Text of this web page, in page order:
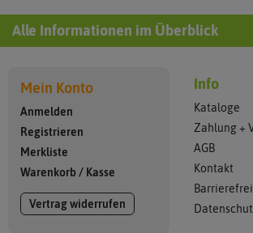
Alle Informationen im Überblick
Mein Konto
Anmelden
Registrieren
Merkliste
Warenkorb / Kasse
Vertrag widerrufen
Info
Kataloge
Zahlung +
AGB
Kontakt